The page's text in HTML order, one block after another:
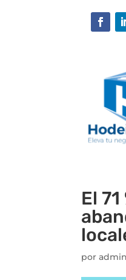
El
poradmin